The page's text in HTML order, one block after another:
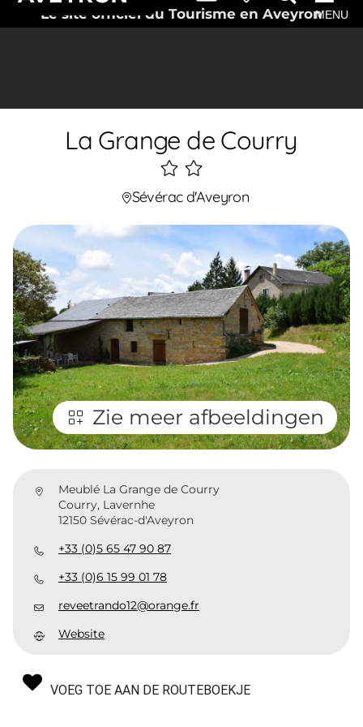
Le site officiel du Tourisme en AveyronMENU
La Grange de Courry
2
étoiles
Sévérac d'Aveyron
Zie meer afbeeldingen
Meublé La Grange de Courry
Courry, Lavernhe
12150 Sévérac-d'Aveyron
+33 (0)5 65 47 90 87
+33 (0)6 15 99 01 78
reveetrando12@orange.fr
Website
VOEG TOE AAN DE ROUTEBOEKJE